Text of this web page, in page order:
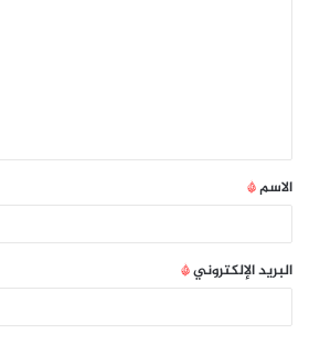
الاسم*
البريد الإلكتروني*